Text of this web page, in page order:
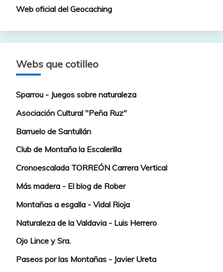
Web oficial del Geocaching
Webs que cotilleo
Sparrou - Juegos sobre naturaleza
Asociación Cultural "Peña Ruz"
Barruelo de Santullán
Club de Montaña la Escalerilla
Cronoescalada TORREÓN Carrera Vertical
Más madera - El blog de Rober
Montañas a esgalla - Vidal Rioja
Naturaleza de la Valdavia - Luis Herrero
Ojo Lince y Sra.
Paseos por las Montañas - Javier Ureta